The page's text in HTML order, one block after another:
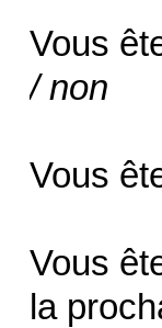
Vous
/ non
Vous
Vous
la